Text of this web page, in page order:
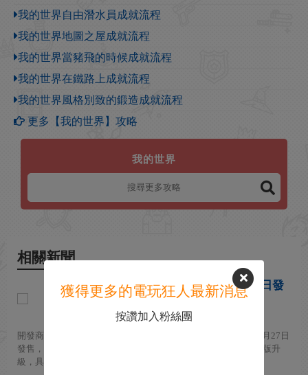
我的世界自由潛水員成就流程
我的世界地圖之屋成就流程
我的世界當豬飛的時候成就流程
我的世界在鐵路上成就流程
我的世界風格別致的鍛造成就流程
更多【我的世界】攻略
我的世界
相關新聞
《我的世界》Switch 2版10月27日發
售
2026-08-06
開發商Mojang Studios宣布，《我的世界》Switch 2版本將於10月27日
發售，登陸Switch 2。Switch版《我的世界》玩家將可通過數字版升
級，具體細節稍後公布。 Switch ...
獲得更多的電玩狂人最新消息
按讚加入粉絲團